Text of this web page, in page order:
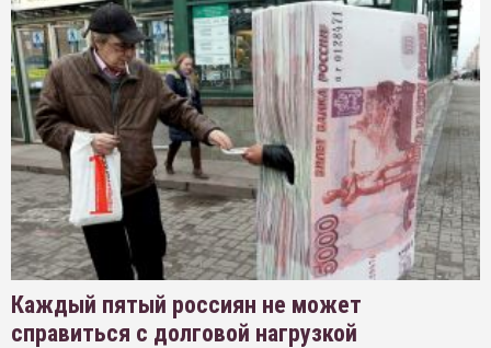
Каждый пятый россиян не может
справиться с долговой нагрузкой